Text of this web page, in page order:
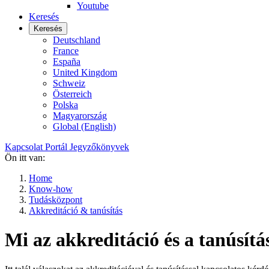
Youtube
Keresés
Keresés
Deutschland
France
España
United Kingdom
Schweiz
Österreich
Polska
Magyarország
Global (English)
Kapcsolat Portál Jegyzőkönyvek
Ön itt van:
Home
Know-how
Tudásközpont
Akkreditáció & tanúsítás
Mi az akkreditáció és a